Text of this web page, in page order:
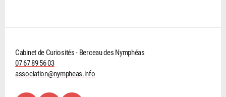
Cabinet de Curiosités - Berceau des Nymphéas
07 67 89 56 03
association@nympheas.info